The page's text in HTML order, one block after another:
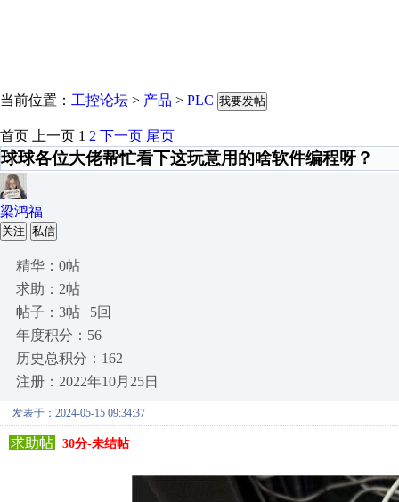
当前位置： 工控论坛 > 产品 > PLC 我要发帖
首页 上一页 1 2 下一页 尾页
球球各位大佬帮忙看下这玩意用的啥软件编程呀？
梁鸿福
关注 私信
精华：0帖
求助：2帖
帖子：3帖 | 5回
年度积分：56
历史总积分：162
注册：2022年10月25日
发表于：2024-05-15 09:34:37
求助帖 30分-未结帖